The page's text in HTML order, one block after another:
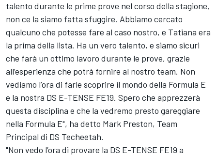
talento durante le prime prove nel corso della stagione,
non ce la siamo fatta sfuggire. Abbiamo cercato
qualcuno che potesse fare al caso nostro, e Tatiana era
la prima della lista. Ha un vero talento, e siamo sicuri
che farà un ottimo lavoro durante le prove, grazie
all’esperienza che potrà fornire al nostro team. Non
vediamo l’ora di farle scoprire il mondo della Formula E
e la nostra DS E-TENSE FE19. Spero che apprezzerà
questa disciplina e che la vedremo presto gareggiare
nella Formula E", ha detto Mark Preston, Team
Principal di DS Techeetah.
"Non vedo l’ora di provare la DS E-TENSE FE19 a